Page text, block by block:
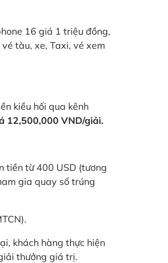
16 giá 1 triệu đồng,
tàu, xe, Taxi, vé xem
kiều hối qua kênh
12,500,000 VND/giải.
tiền từ 400 USD (tương
gia quay số trúng
khách hàng thực hiện
thưởng giá trị.